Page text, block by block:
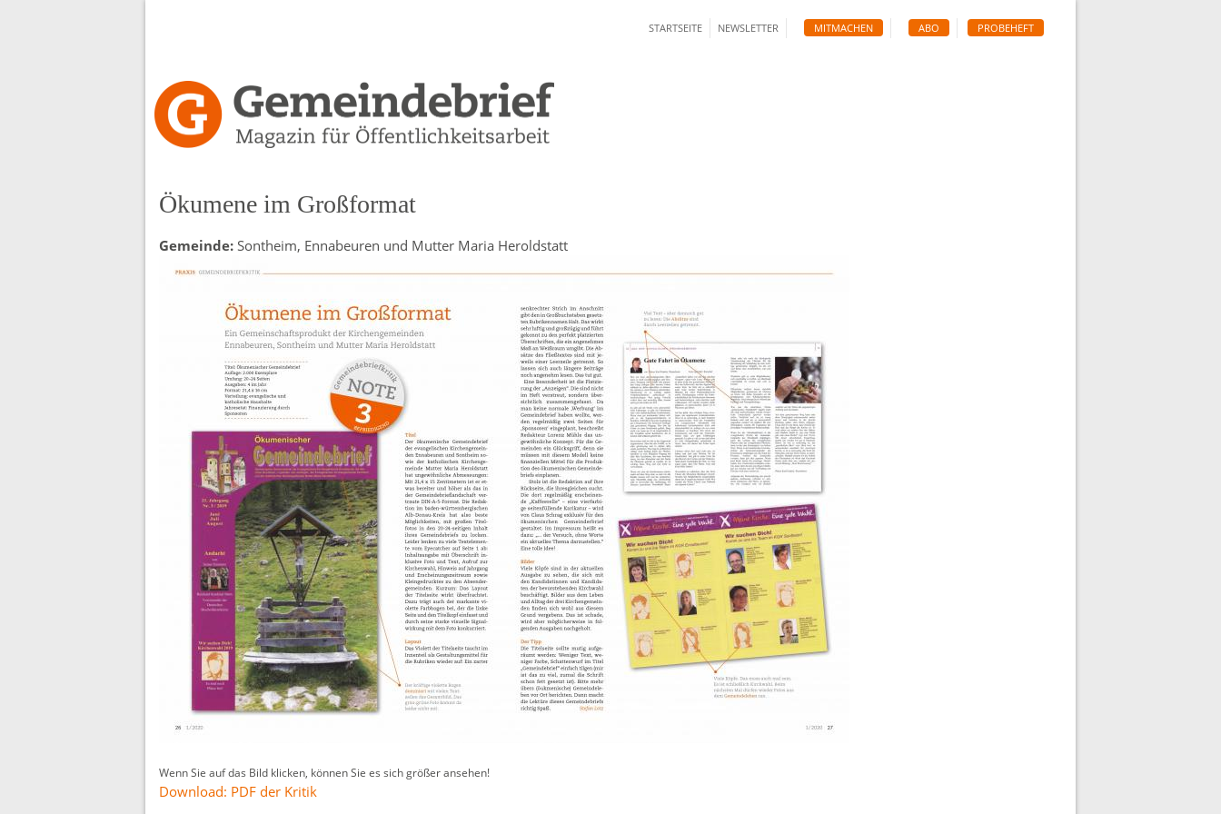
STARTSEITE NEWSLETTER MITMACHEN ABO PROBEHEFT
Gemeindebrief-
Kritiken
Ökumene im Großformat
Gemeinde: Sontheim, Ennabeuren und Mutter Maria Heroldstatt
Wenn Sie auf das Bild klicken, können Sie es sich größer ansehen!
Download: PDF der Kritik